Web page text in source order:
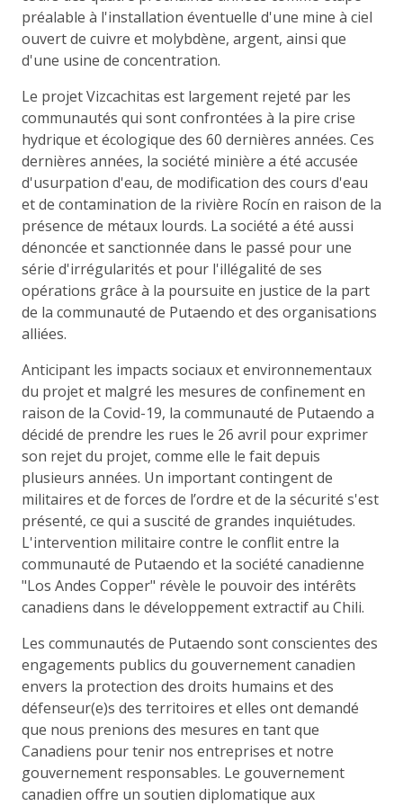
préalable à l'installation éventuelle d'une mine à ciel
ouvert de cuivre et molybdène, argent, ainsi que
d'une usine de concentration.
Le projet Vizcachitas est largement rejeté par les
communautés qui sont confrontées à la pire crise
hydrique et écologique des 60 dernières années. Ces
dernières années, la société minière a été accusée
d'usurpation d'eau, de modification des cours d'eau
et de contamination de la rivière Rocín en raison de la
présence de métaux lourds. La société a été aussi
dénoncée et sanctionnée dans le passé pour une
série d'irrégularités et pour l'illégalité de ses
opérations grâce à la poursuite en justice de la part
de la communauté de Putaendo et des organisations
alliées.
Anticipant les impacts sociaux et environnementaux
du projet et malgré les mesures de confinement en
raison de la Covid-19, la communauté de Putaendo a
décidé de prendre les rues le 26 avril pour exprimer
son rejet du projet, comme elle le fait depuis
plusieurs années. Un important contingent de
militaires et de forces de l’ordre et de la sécurité s'est
présenté, ce qui a suscité de grandes inquiétudes.
L'intervention militaire contre le conflit entre la
communauté de Putaendo et la société canadienne
"Los Andes Copper" révèle le pouvoir des intérêts
canadiens dans le développement extractif au Chili.
Les communautés de Putaendo sont conscientes des
engagements publics du gouvernement canadien
envers la protection des droits humains et des
défenseur(e)s des territoires et elles ont demandé
que nous prenions des mesures en tant que
Canadiens pour tenir nos entreprises et notre
gouvernement responsables. Le gouvernement
canadien offre un soutien diplomatique aux